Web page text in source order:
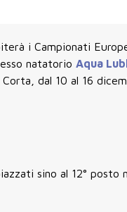
i Campionati
natatorio Aqua
Corta , dal 10 al 16
sino al 12° posto